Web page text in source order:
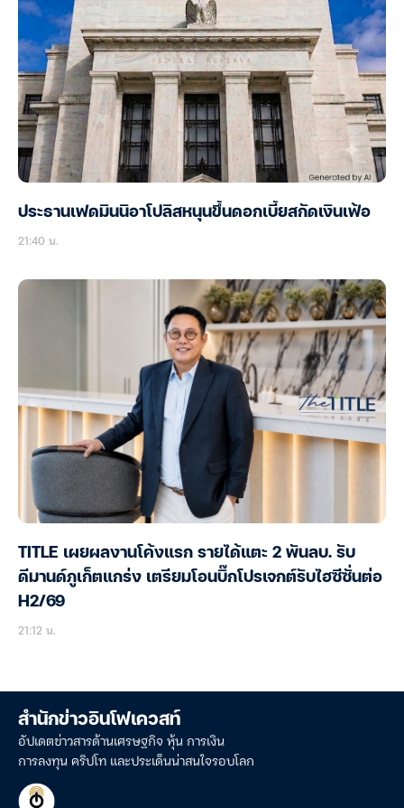
ประธานเฟดมินนิอาโปลิสหนุนขึ้นดอกเบี้ยสกัดเงินเฟ้อ
21:40 น.
TITLE เผยผลงานโค้งแรก รายได้แตะ 2 พันลบ. รับ
ดีมานด์ภูเก็ตแกร่ง เตรียมโอนบิ๊กโปรเจกต์รับไฮซีซั่นต่อ
H2/69
21:12 น.
สำนักข่าวอินโฟเควสท์
อัปเดตข่าวสารด้านเศรษฐกิจ หุ้น การเงิน
การลงทุน คริปโท และประเด็นน่าสนใจรอบโลก